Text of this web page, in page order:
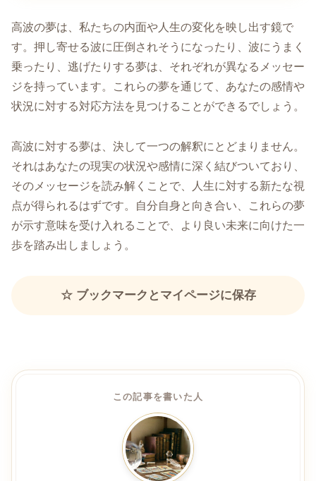
高波の夢は、私たちの内面や人生の変化を映し出す鏡で
す。押し寄せる波に圧倒されそうになったり、波にうまく
乗ったり、逃げたりする夢は、それぞれが異なるメッセー
ジを持っています。これらの夢を通じて、あなたの感情や
状況に対する対応方法を見つけることができるでしょう。
高波に対する夢は、決して一つの解釈にとどまりません。
それはあなたの現実の状況や感情に深く結びついており、
そのメッセージを読み解くことで、人生に対する新たな視
点が得られるはずです。自分自身と向き合い、これらの夢
が示す意味を受け入れることで、より良い未来に向けた一
歩を踏み出しましょう。
☆ ブックマークとマイページに保存
この記事を書いた人